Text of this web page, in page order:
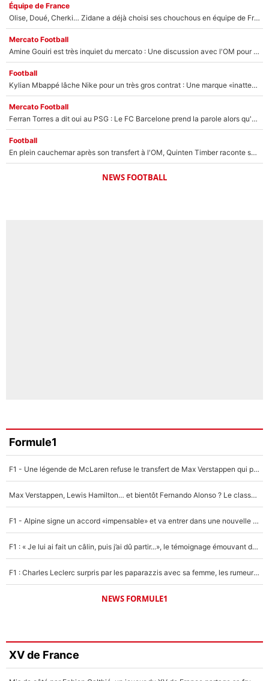
Équipe de France
Olise, Doué, Cherki… Zidane a déjà choisi ses chouchous en équipe de France ? L’IA annonce des surprises sans Kylian Mbappé !
Mercato Football
Amine Gouiri est très inquiet du mercato : Une discussion avec l'OM pour acter son transfert !
Football
Kylian Mbappé lâche Nike pour un très gros contrat : Une marque «inattendue» va frapper très fort
Mercato Football
Ferran Torres a dit oui au PSG : Le FC Barcelone prend la parole alors qu'un transfert de l'attaquant espagnol prend forme
Football
En plein cauchemar après son transfert à l'OM, Quinten Timber raconte ses doutes après sa signature à Marseille
NEWS FOOTBALL
Formule1
F1 - Une légende de McLaren refuse le transfert de Max Verstappen qui pourrait «faire des vagues» et plomber l'ambiance dans l'équipe
Max Verstappen, Lewis Hamilton… et bientôt Fernando Alonso ? Le classement des pilotes les mieux payés en Formule 1 risque de changer !
F1 - Alpine signe un accord «impensable» et va entrer dans une nouvelle dimension : Grande nouvelle pour Pierre Gasly !
F1 : « Je lui ai fait un câlin, puis j’ai dû partir...», le témoignage émouvant de Max Verstappen sur sa fille
F1 : Charles Leclerc surpris par les paparazzis avec sa femme, les rumeurs étaient vraies !
NEWS FORMULE1
XV de France